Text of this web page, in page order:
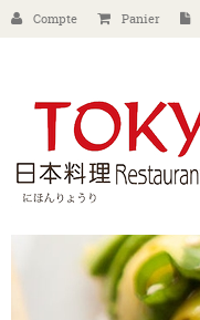
Compte Panier